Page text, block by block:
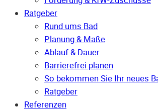
Ratgeber
Rund ums Bad
Planung & Maße
Ablauf & Dauer
Barrierefrei planen
So bekommen Sie Ihr neues
Ratgeber
Referenzen